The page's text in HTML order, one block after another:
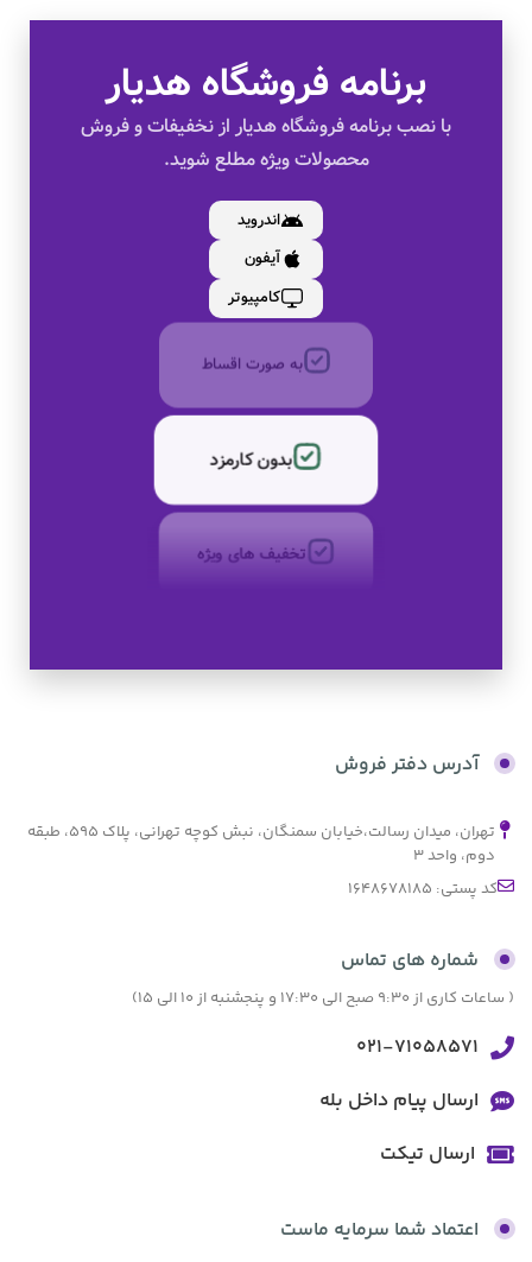
برنامه فروشگاه هدیار
با نصب برنامه فروشگاه هدیار از نخفیفات و فروش
محصولات ویژه مطلع شوید.
اندروید
آیفون
کامپیوتر
تخفیف های ویژه
کالای اصل
به صورت اقساط
بدون کارمزد
تخفیف های ویژه
کالای اصل
آدرس دفتر فروش
تهران، میدان رسالت،خیابان سمنگان، نبش کوچه تهرانی، پلاک ۵۹۵، طبقه
دوم، واحد ۳
کد پستی: 1648678185
شماره های تماس
( ساعات کاری از 9:30 صبح الی 17:30 و پنجشنبه از 10 الی 15)
021-71058571
ارسال پیام داخل بله
ارسال تیکت
اعتماد شما سرمایه ماست